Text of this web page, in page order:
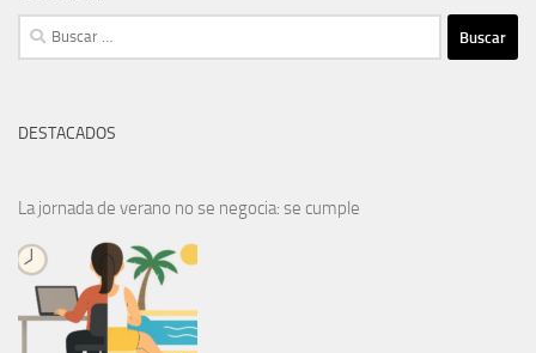
Buscar:
DESTACADOS
La jornada de verano no se negocia: se cumple